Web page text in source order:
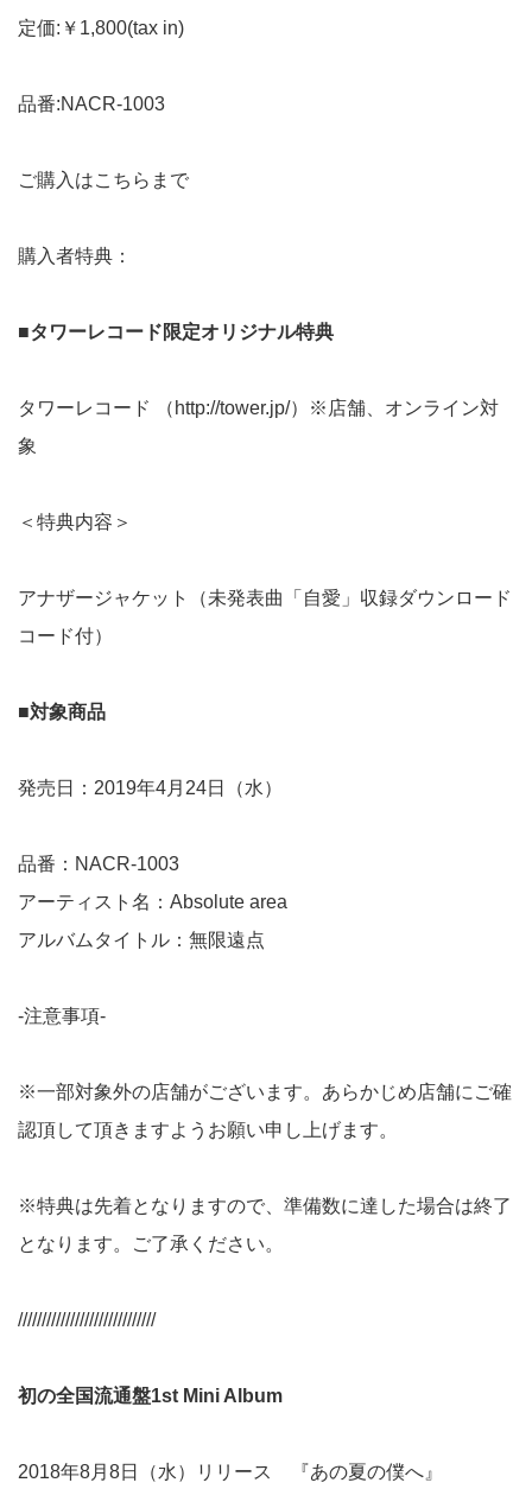
定価:￥1,800(tax in)
品番:NACR-1003
ご購入はこちらまで
購入者特典：
■タワーレコード限定オリジナル特典
タワーレコード （ http://tower.jp/）※店舗、オンライン対
象
＜特典内容＞
アナザージャケット（未発表曲「自愛」収録ダウンロード
コード付）
■対象商品
発売日：2019年4月24日（水）
品番：NACR-1003
アーティスト名：Absolute area
アルバムタイトル：無限遠点
-注意事項-
※一部対象外の店舗がございます。あらかじめ店舗にご確
認頂して頂きますようお願い申し上げます。
※特典は先着となりますので、準備数に達した場合は終了
となります。ご了承ください。
/////////////////////////////
初の全国流通盤1st Mini Album
2018年8月8日（水）リリース 『あの夏の僕へ』